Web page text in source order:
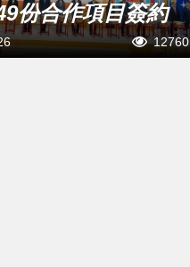
份合作項目簽約
12760